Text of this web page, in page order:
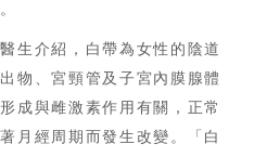
醫生介紹，白帶為女性的陰道
物、宮頸管及子宮內膜腺體
成與雌激素作用有關，正常
月經周期而發生改變。「白